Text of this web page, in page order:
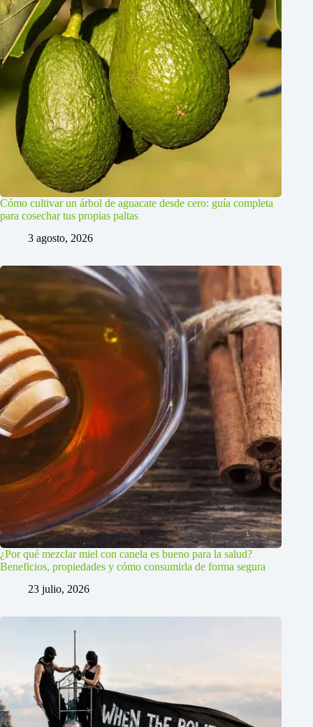
Cómo cultivar un árbol de aguacate desde cero: guía completa
para cosechar tus propias paltas
3 agosto, 2026
¿Por qué mezclar miel con canela es bueno para la salud?
Beneficios, propiedades y cómo consumirla de forma segura
23 julio, 2026